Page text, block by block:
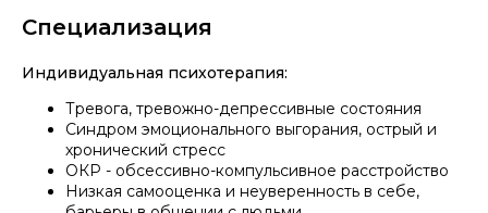
Специализация
Индивидуальная психотерапия:
Тревога, тревожно-депрессивные состояния
Синдром эмоционального выгорания, острый и
хронический стресс
ОКР - обсессивно-компульсивное расстройство
Низкая самооценка и неуверенность в себе,